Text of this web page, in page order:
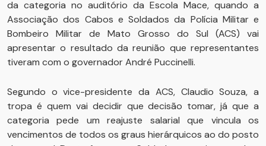
da categoria no auditório da Escola Mace, quando a
Associação dos Cabos e Soldados da Polícia Militar e
Bombeiro Militar de Mato Grosso do Sul (ACS) vai
apresentar o resultado da reunião que representantes
tiveram com o governador André Puccinelli.
Segundo o vice-presidente da ACS, Claudio Souza, a
tropa é quem vai decidir que decisão tomar, já que a
categoria pede um reajuste salarial que vincula os
vencimentos de todos os graus hierárquicos ao do posto